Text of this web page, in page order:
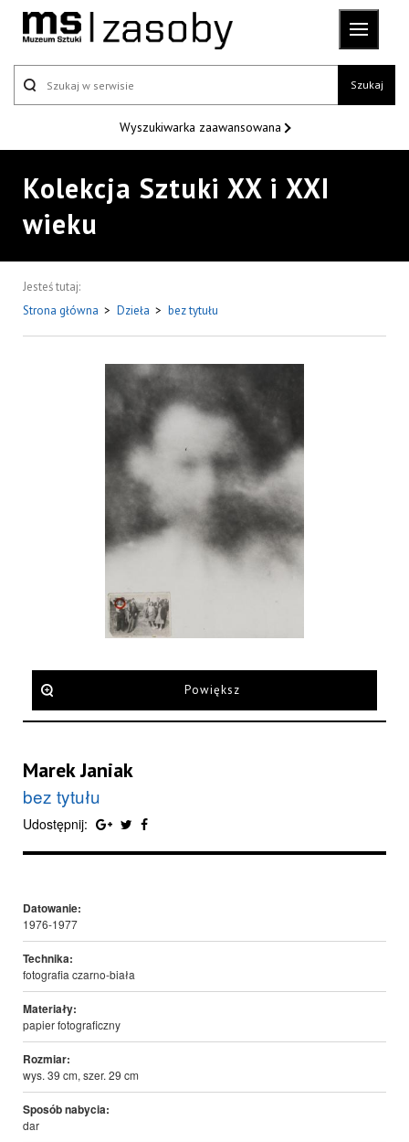
Szukaj
Wyszukiwarka zaawansowana
Kolekcja Sztuki XX i XXI
wieku
Jesteś tutaj:
Strona główna > Dzieła > bez tytułu
Powiększ
Marek Janiak
bez tytułu
Udostępnij:
Datowanie:
1976-1977
Technika:
fotografia czarno-biała
Materiały:
papier fotograficzny
Rozmiar:
wys. 39 cm, szer. 29 cm
Sposób nabycia:
dar